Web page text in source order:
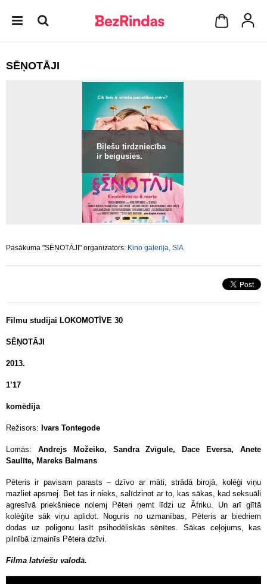
SĒŅOTĀJI
Biļešu tirdzniecība
ir beigusies.
Pasākuma "SĒŅOTĀJI" organizators: Kino galerija, SIA
Filmu studijai LOKOMOTĪVE 30
SĒŅOTĀJI
2013.
1’17
komēdija
Režisors: Ivars Tontegode
Lomās: Andrejs Možeiko, Sandra Zvīgule, Dace Eversa, Anete
Saulīte, Mareks Balmans
Pēteris ir pavisam parasts – dzīvo ar māti, strādā birojā, kolēģi viņu
mazliet apsmej. Bet tas ir nieks, salīdzinot ar to, kas sākas, kad seksuāli
agresīvā priekšniece nolemj Pēteri ņemt līdzi uz Āfriku. Un arī glītā
kolēģīte sāk viņu aplidot. Noguris no uzmanības, Pēteris ar biedriem
dodas uz poligonu lasīt psihodēliskās sēnītes. Sākas ceļojums, kas
pilnībā izmainīs Pētera dzīvi.
Filma latviešu valodā.